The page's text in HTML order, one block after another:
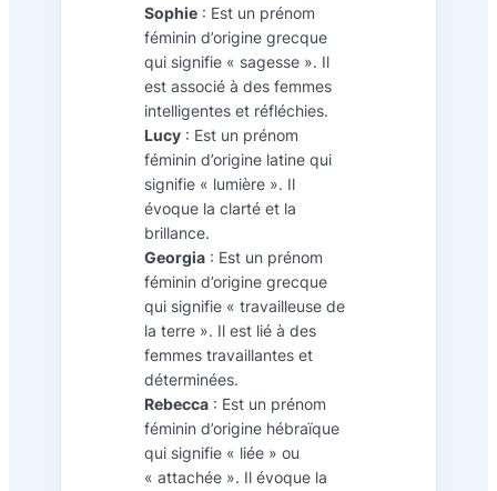
Sophie: Est un prénom
féminin d’origine grecque
qui signifie « sagesse ». Il
est associé à des femmes
intelligentes et réfléchies.
Lucy: Est un prénom
féminin d’origine latine qui
signifie « lumière ». Il
évoque la clarté et la
brillance.
Georgia: Est un prénom
féminin d’origine grecque
qui signifie « travailleuse de
la terre ». Il est lié à des
femmes travaillantes et
déterminées.
Rebecca: Est un prénom
féminin d’origine hébraïque
qui signifie « liée » ou
« attachée ». Il évoque la